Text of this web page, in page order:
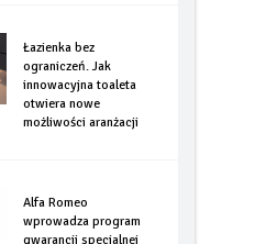
Łazienka bez
ograniczeń. Jak
innowacyjna toaleta
otwiera nowe
możliwości aranżacji
Alfa Romeo
wprowadza program
gwarancji specjalnej